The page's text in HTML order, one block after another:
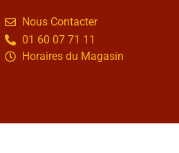
Nous Contacter
01 60 07 71 11
Horaires du Magasin